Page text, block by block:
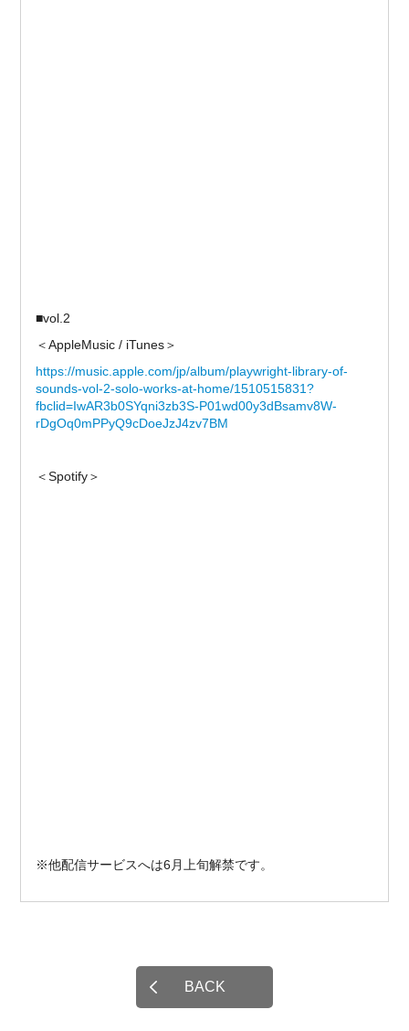
■vol.2
＜AppleMusic / iTunes＞
https://music.apple.com/jp/album/playwright-library-of-
sounds-vol-2-solo-works-at-home/1510515831?
fbclid=IwAR3b0SYqni3zb3S-P01wd00y3dBsamv8W-
rDgOq0mPPyQ9cDoeJzJ4zv7BM
＜Spotify＞
※他配信サービスへは6月上旬解禁です。
BACK